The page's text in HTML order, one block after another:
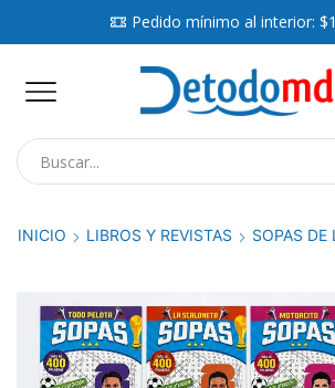
Pedido mínimo al interior:
INICIO LIBROS Y REVISTAS SOPAS DE